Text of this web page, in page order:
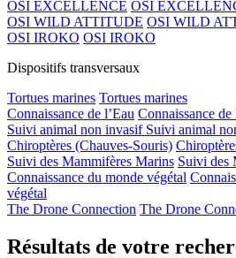
OSI EXCELLENCE OSI
OSI WILD ATTITUDE OSI WILD
OSI IROKO OSI IROKO
Dispositifs transversaux
Tortues marines Tortues marines
Connaissance de l’Eau Connaissance de
Suivi animal non invasif Suivi animal
Chiroptères (Chauves-Souris)
Suivi des Mammifères Marins Suivi des
Connaissance du monde végétal
végétal
The Drone Connection The Drone
Résultats de votre